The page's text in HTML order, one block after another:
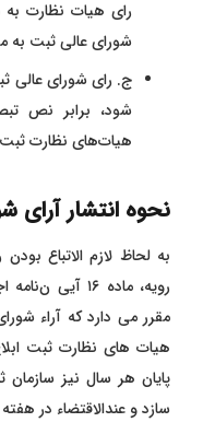
رای هیات نظارت به
شورای عالی ثبت به
ج. رای شورای عالی
هیات‌های نظارت ثبت
نحوه انتشار آرای
به لحاظ لازم ‌الاتباع
رویه، ماده ۱۶
مقرر می ‌دارد که آراء
هیات ‌های نظارت ثبت
پایان هر سال نیز
سازد و عندالاقتضاء در